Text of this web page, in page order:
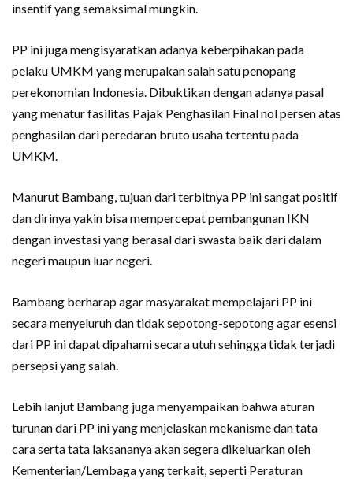
insentif yang semaksimal mungkin.
PP ini juga mengisyaratkan adanya keberpihakan pada
pelaku UMKM yang merupakan salah satu penopang
perekonomian Indonesia. Dibuktikan dengan adanya pasal
yang menatur fasilitas Pajak Penghasilan Final nol persen atas
penghasilan dari peredaran bruto usaha tertentu pada
UMKM.
Manurut Bambang, tujuan dari terbitnya PP ini sangat positif
dan dirinya yakin bisa mempercepat pembangunan IKN
dengan investasi yang berasal dari swasta baik dari dalam
negeri maupun luar negeri.
Bambang berharap agar masyarakat mempelajari PP ini
secara menyeluruh dan tidak sepotong-sepotong agar esensi
dari PP ini dapat dipahami secara utuh sehingga tidak terjadi
persepsi yang salah.
Lebih lanjut Bambang juga menyampaikan bahwa aturan
turunan dari PP ini yang menjelaskan mekanisme dan tata
cara serta tata laksananya akan segera dikeluarkan oleh
Kementerian/Lembaga yang terkait, seperti Peraturan